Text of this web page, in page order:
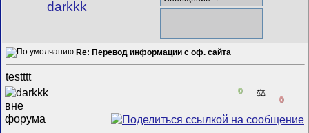
darkkk
Re: Перевод информации с оф. сайта
testttt
0 ⚖️
0